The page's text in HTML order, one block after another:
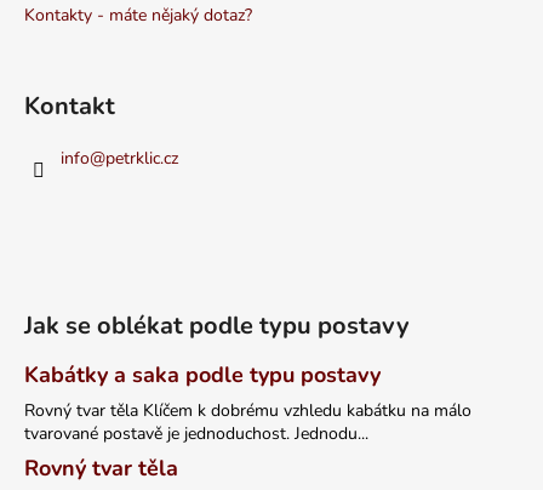
Kontakty - máte nějaký dotaz?
Kontakt
info@petrklic.cz
Jak se oblékat podle typu postavy
Kabátky a saka podle typu postavy
Rovný tvar těla Klíčem k dobrému vzhledu kabátku na málo
tvarované postavě je jednoduchost. Jednodu...
Rovný tvar těla